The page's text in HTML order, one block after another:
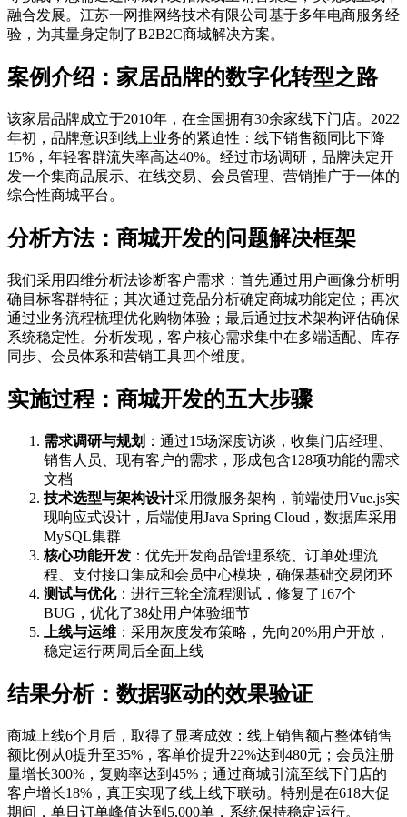
融合发展。江苏一网推网络技术有限公司基于多年电商服务经
验，为其量身定制了B2B2C商城解决方案。
案例介绍：家居品牌的数字化转型之路
该家居品牌成立于2010年，在全国拥有30余家线下门店。2022
年初，品牌意识到线上业务的紧迫性：线下销售额同比下降
15%，年轻客群流失率高达40%。经过市场调研，品牌决定开
发一个集商品展示、在线交易、会员管理、营销推广于一体的
综合性商城平台。
分析方法：商城开发的问题解决框架
我们采用四维分析法诊断客户需求：首先通过用户画像分析明
确目标客群特征；其次通过竞品分析确定商城功能定位；再次
通过业务流程梳理优化购物体验；最后通过技术架构评估确保
系统稳定性。分析发现，客户核心需求集中在多端适配、库存
同步、会员体系和营销工具四个维度。
实施过程：商城开发的五大步骤
需求调研与规划 ：通过15场深度访谈，收集门店经理、
销售人员、现有客户的需求，形成包含128项功能的需求
文档
技术选型与架构设计采用微服务架构，前端使用Vue.js实
现响应式设计，后端使用Java Spring Cloud，数据库采用
MySQL集群
核心功能开发 ：优先开发商品管理系统、订单处理流
程、支付接口集成和会员中心模块，确保基础交易闭环
测试与优化：进行三轮全流程测试，修复了167个
BUG，优化了38处用户体验细节
上线与运维 ：采用灰度发布策略，先向20%用户开放，
稳定运行两周后全面上线
结果分析：数据驱动的效果验证
商城上线6个月后，取得了显著成效：线上销售额占整体销售
额比例从0提升至35%，客单价提升22%达到480元；会员注册
量增长300%，复购率达到45%；通过商城引流至线下门店的
客户增长18%，真正实现了线上线下联动。特别是在618大促
期间，单日订单峰值达到5,000单，系统保持稳定运行。